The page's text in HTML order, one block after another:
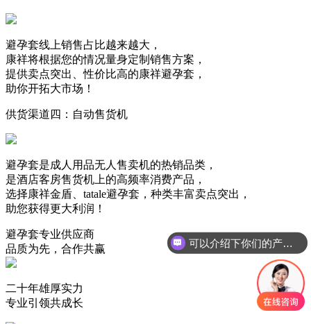
避孕套线上销售占比越来越大，
康祥将根据您的情况量身定制销售方案，
提供卖点突出、性价比高的康祥避孕套，
助你开拓大市场！
供货渠道四： 自动售货机
避孕套是成人用品无人售卖机的热销品类，
是酒店客房售货机上的高频率消费产品，
选择康祥金盾、tatale避孕套，种类丰富卖点突出，
助您获得更大利润！
避孕套专业供应商
品质为先，合作共赢
二十年雄厚实力
专业引领共成长
可以介绍下你们的产品么？